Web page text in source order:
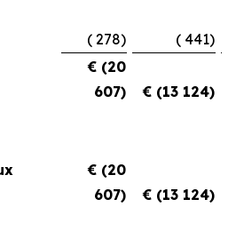
( 278) ( 441)
€ (20
607)
€ (13 124)
€ (20
607)
€ (13 124)